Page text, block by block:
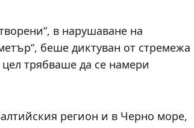
в нарушаване на
беше диктуван от стремежа
трябваше да се намери
регион и в Черно море,